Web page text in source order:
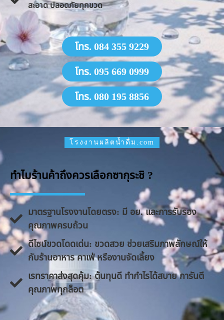
สะอาด ปลอดภัยทุกขวด
โทร. 084 355 9229
โทร. 095 669 0999
โทร. 080 195 8856
โรงงานผลิตน้ำดื่ม.com
ทำไมร้านค้าถึงควรเลือกซากุระชิ ?
มาตรฐานโรงงานโดยตรง: มี อย. และการรับรอง
คุณภาพครบถ้วน
ดีไซน์ขวดโดดเด่น: ขวดสวย ช่วยเสริมภาพลักษณ์ให้
กับร้านอาหาร คาเฟ่ หรืองานจัดเลี้ยง
​เรทราคาส่งสุดคุ้ม: ต้นทุนดี ทำกำไรได้สบาย การันตี
คุณภาพทุกล็อต